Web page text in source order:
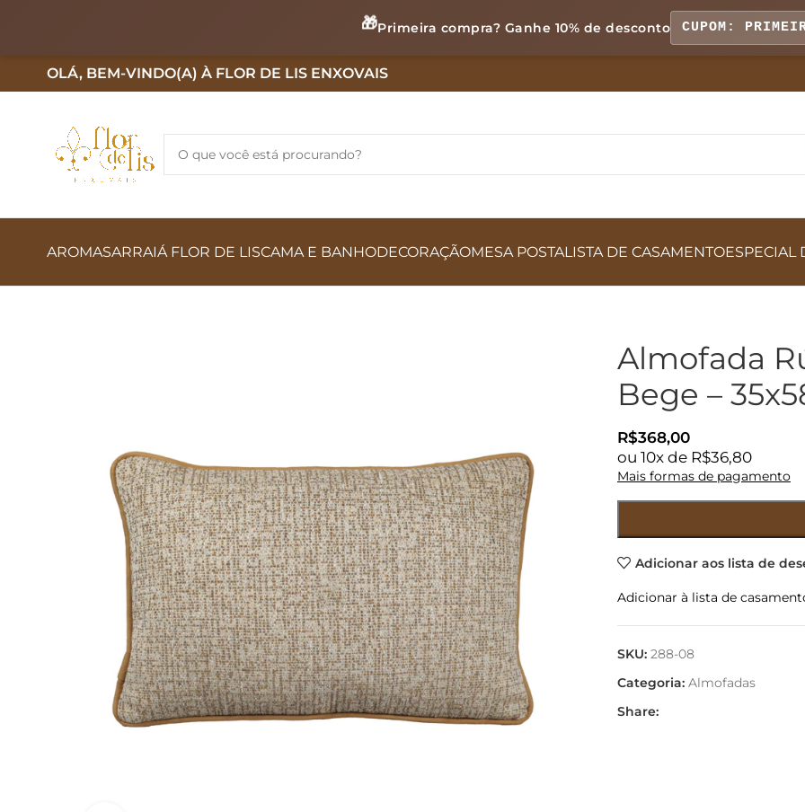
🎁Primeira compra? Ganhe 10% de desconto CUPOM:
OLÁ, BEM-VINDO(A) À FLOR DE LIS ENXOVAIS
AROMASARRAIÁ FLOR DE LISCAMA E BANHODECORAÇÃOMESA POSTALISTA DE CASAMENTOESPECIAL
Almofada
Bege –
R$368,00
ou 10x de R$36,80
Mais formas de pagamento
Adicionar aos lista de
Adicionar à lista de
SKU: 288-08
Categoria: Almofadas
Share: